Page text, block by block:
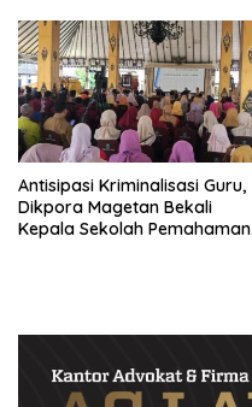
Antisipasi Kriminalisasi Guru,
Dikpora Magetan Bekali
Kepala Sekolah Pemahaman